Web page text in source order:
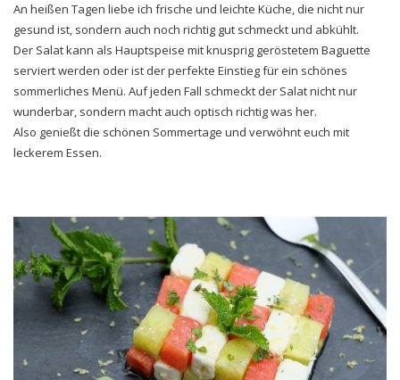
An heißen Tagen liebe ich frische und leichte Küche, die nicht nur
gesund ist, sondern auch noch richtig gut schmeckt und abkühlt.
Der Salat kann als Hauptspeise mit knusprig geröstetem Baguette
serviert werden oder ist der perfekte Einstieg für ein schönes
sommerliches Menü. Auf jeden Fall schmeckt der Salat nicht nur
wunderbar, sondern macht auch optisch richtig was her.
Also genießt die schönen Sommertage und verwöhnt euch mit
leckerem Essen.